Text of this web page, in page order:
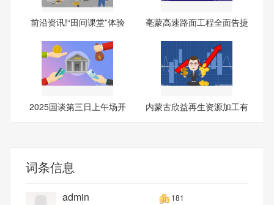
前沿资讯!“田间课堂”体验 亳蒙高速路面工程全面告捷
2025国谈第三日上午场开
内蒙古欣益再生资源加工有
词条信息
admin 181